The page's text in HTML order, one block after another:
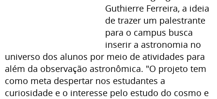
Guthierre Ferreira, a ideia
de trazer um palestrante
para o campus busca
inserir a astronomia no
universo dos alunos por meio de atividades para
além da observação astronômica. "O projeto tem
como meta despertar nos estudantes a
curiosidade e o interesse pelo estudo do cosmo e